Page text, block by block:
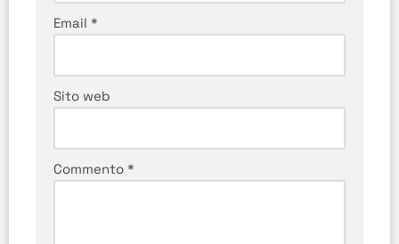
Email *
Sito web
Commento *